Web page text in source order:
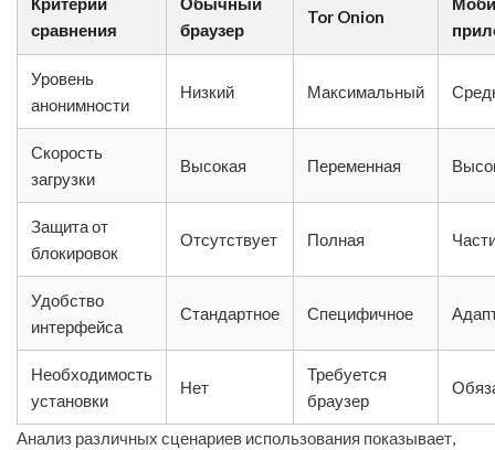
сравнения
браузер
Tor Onion
Уровень
анонимности
Низкий Максимальный
Скорость
загрузки
Высокая Переменная
Защита от
блокировок
Отсутствует Полная
Удобство
интерфейса
Стандартное Специфичное
Необходимость
установки
Нет
Требуется
браузер
Анализ различных сценариев использования показывает,